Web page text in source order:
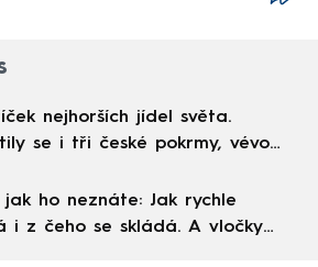
nejhorších jídel světa.
se i tři české pokrmy, vévodí
jak ho neznáte: Jak rychle
i z čeho se skládá. A vločky